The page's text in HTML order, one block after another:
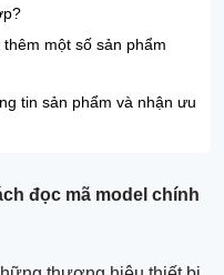
một số sản phẩm
tin sản phẩm và nhận ưu
đọc mã model chính